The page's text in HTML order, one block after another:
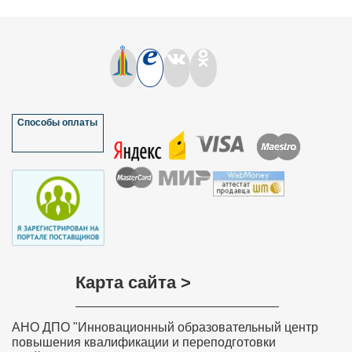
«Наполним красками обучение». Своим коллегам я
порекомендовала Ваш сайт не только педагогам
колледжа, но и педагогам края, так кА на базе нашего
колледжа проходил Фестиваль педагогических идей.
Мазулёва Ольга Ивановна, учитель
математики МОУ “Петропавловская
основная общеобразовательная школа”
Краснозерского района Новосибирской
области
Хочу выразить слова благодарности всем, кто
умения значимы, актуальны, практически применимы,
необходимы в повседневной преподавательской
Вашем курсе, будет очень полезна в моей
сказать, что все знания и теоретические навыки,
представленные в этом курсе, будут применяться
мной на практике в полном объеме. Я буду рада
Способы оплаты
Карта сайта >
АНО ДПО "Инновационный образовательный центр
повышения квалификации и переподготовки